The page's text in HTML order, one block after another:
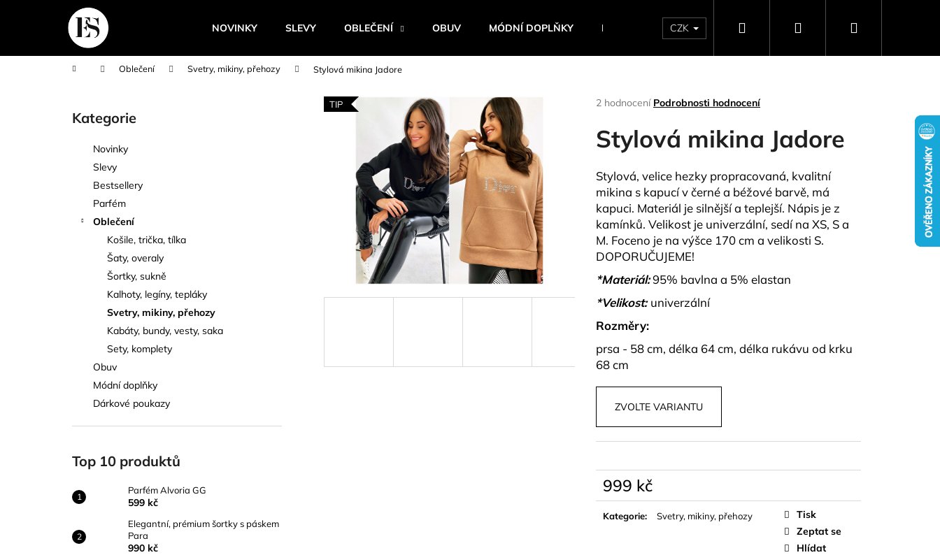
NOVINKY SLEVY OBLEČENÍ OBUV MÓDNÍ DOPLŇKY BESTSELLERY NAPIŠTE NÁM DÁRKOVÉ POUKAZY
CZK Hledat PřihlášeníNákupní
Domů Oblečení Svetry, mikiny, přehozy Stylová mikina Jadore
Přeskočit
kategorie
Kategorie
Novinky
Slevy
Bestsellery
Parfém
Oblečení
Košile, trička, tílka
Šaty, overaly
Šortky, sukně
Kalhoty, legíny, tepláky
Svetry, mikiny, přehozy
Kabáty, bundy, vesty, saka
Sety, komplety
Obuv
Módní doplňky
Dárkové poukazy
Top 10 produktů
Parfém Alvoria GG
599 kč
Elegantní, prémium šortky s páskem
Para
990 kč
Průměrné
produktu
je
5
hvězdiček.
2 hodnocení Podrobnosti hodnocení
Stylová mikina Jadore
Stylová, velice hezky propracovaná, kvalitní
mikina s kapucí v černé a béžové barvě, má
kapuci. Materiál je silnější a teplejší. Nápis je z
kamínků. Velikost je univerzální, sedí na XS, S a
M. Foceno je na výšce 170 cm a velikosti S.
DOPORUČUJEME!
*Materiál:95% bavlna a 5% elastan
*Velikost: univerzální
Rozměry:
prsa - 58 cm, délka 64 cm, délka rukávu od krku
68 cm
ZVOLTE VARIANTU
999 kč
Měrná
cena:
Kategorie: Svetry, mikiny, přehozy
Tisk
Zeptat se
Hlídat
TIP
í
Zpět
do
Zpět
do
Co potřebujete najít?
HLEDAT
Doporučujeme
PARFÉM ALVORIA GG
599 kč